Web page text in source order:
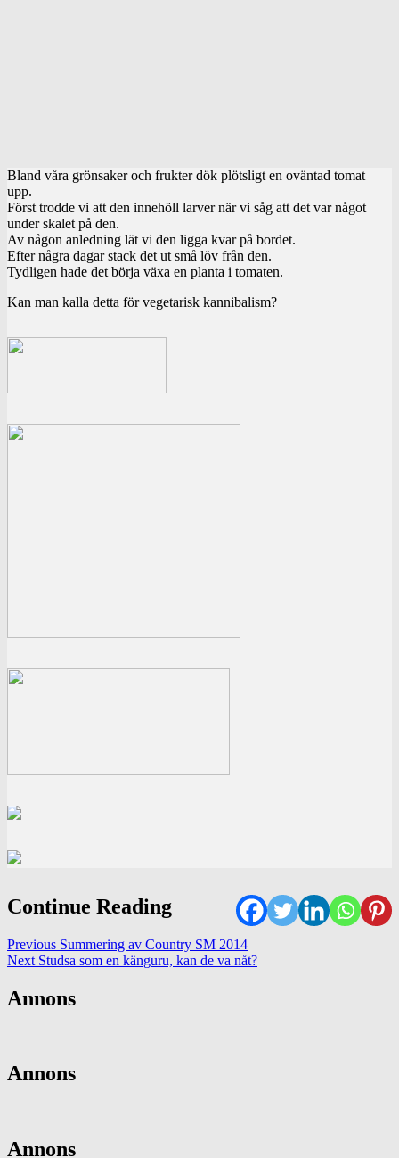
Bland våra grönsaker och frukter dök plötsligt en oväntad tomat
upp.
Först trodde vi att den innehöll larver när vi såg att det var något
under skalet på den.
Av någon anledning lät vi den ligga kvar på bordet.
Efter några dagar stack det ut små löv från den.
Tydligen hade det börja växa en planta i tomaten.
Kan man kalla detta för vegetarisk kannibalism?
Continue Reading
Previous Summering av Country SM 2014
Next Studsa som en känguru, kan de va nåt?
Annons
Annons
Annons